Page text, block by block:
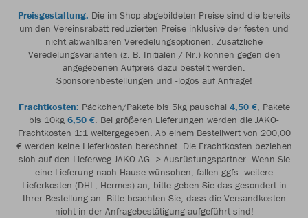
Preisgestaltung: Die im Shop abgebildeten Preise sind die bereits
um den Vereinsrabatt reduzierten Preise inklusive der festen und
nicht abwählbaren Veredelungsoptionen. Zusätzliche
Veredelungsvarianten (z. B. Initialen / Nr.) können gegen den
angegebenen Aufpreis dazu bestellt werden.
Sponsorenbestellungen und -logos auf Anfrage!
Frachtkosten: Päckchen/Pakete bis 5kg pauschal 4,50 €, Pakete
bis 10kg 6,50 €. Bei größeren Lieferungen werden die JAKO-
Frachtkosten 1:1 weitergegeben. Ab einem Bestellwert von 200,00
€ werden keine Lieferkosten berechnet. Die Frachtkosten beziehen
sich auf den Lieferweg JAKO AG -> Ausrüstungspartner. Wenn Sie
eine Lieferung nach Hause wünschen, fallen ggfs. weitere
Lieferkosten (DHL, Hermes) an, bitte geben Sie das gesondert in
Ihrer Bestellung an. Bitte beachten Sie, dass die Versandkosten
nicht in der Anfragebestätigung aufgeführt sind!